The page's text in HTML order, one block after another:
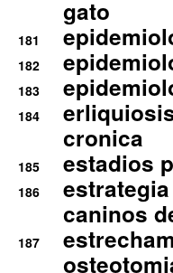
gato
181
182
183
184
cronica
185 estadios
186
caninos
187